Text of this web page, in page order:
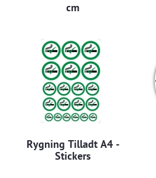
cm
Rygning Tilladt A4 -
Stickers